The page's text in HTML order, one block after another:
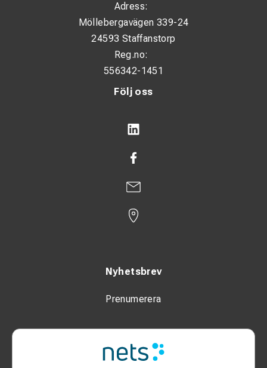
Följ oss
Nyhetsbrev
Prenumerera
Adress:
Möllebergavägen 339-24
24593 Staffanstorp
Reg.no:
556342-1451